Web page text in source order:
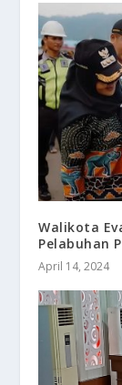
Walikota
Pelabuhan
April 14, 2024